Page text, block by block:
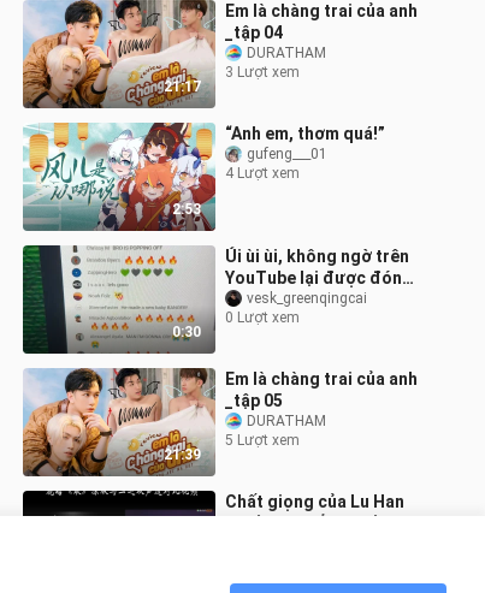
21:17
Em là chàng trai của anh
_tập 04
DURATHAM
3 Lượt xem
2:53
“Anh em, thơm quá!”
gufeng___01
4 Lượt xem
0:30
Úi ùi ùi, không ngờ trên
YouTube lại được đón
nhận nhiệt liệt thế này!
Cảm ơn mọi người đã
vesk_greenqingcai
0 Lượt xem
21:39
Em là chàng trai của anh
_tập 05
DURATHAM
5 Lượt xem
Chất giọng của Lu Han